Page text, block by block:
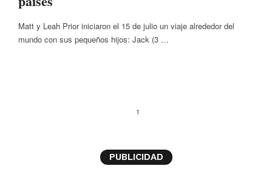
Matt y Leah Prior iniciaron el 15 de julio un viaje alrededor del
mundo con sus pequeños hijos: Jack (3 …
1
PUBLICIDAD